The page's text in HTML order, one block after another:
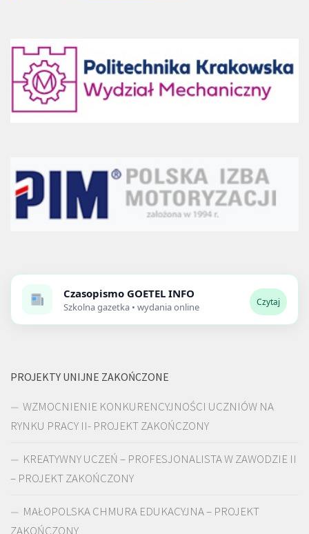
Czasopismo GOETEL INFO
Szkolna gazetka • wydania online Czytaj
PROJEKTY UNIJNE ZAKOŃCZONE
WZMOCNIENIE KONKURENCYJNOŚCI UCZNIÓW NA
RYNKU PRACY II- PROJEKT ZAKOŃCZONY
KREATYWNY UCZEŃ – PROFESJONALISTA W ZAWODZIE II
– PROJEKT ZAKOŃCZONY
MAŁOPOLSKA CHMURA EDUKACYJNA – PROJEKT
ZAKOŃCZONY